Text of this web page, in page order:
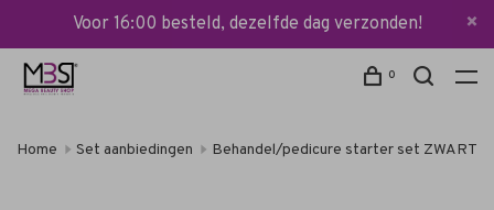
Voor 16:00 besteld, dezelfde dag verzonden!
0
Home Set aanbiedingen Behandel/pedicure starter set ZWART